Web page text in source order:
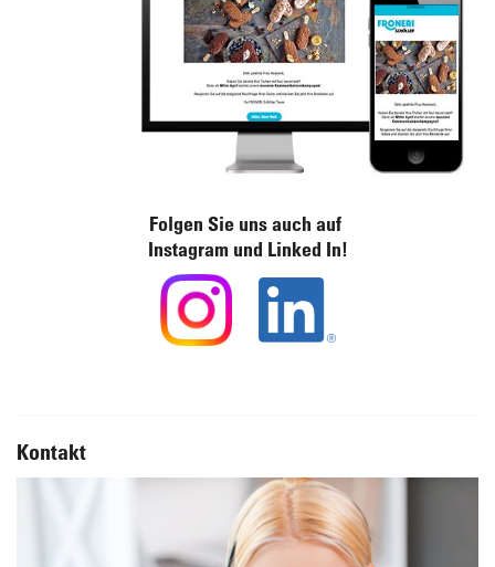
Folgen Sie uns auch auf
Instagram und Linked In!
Kontakt